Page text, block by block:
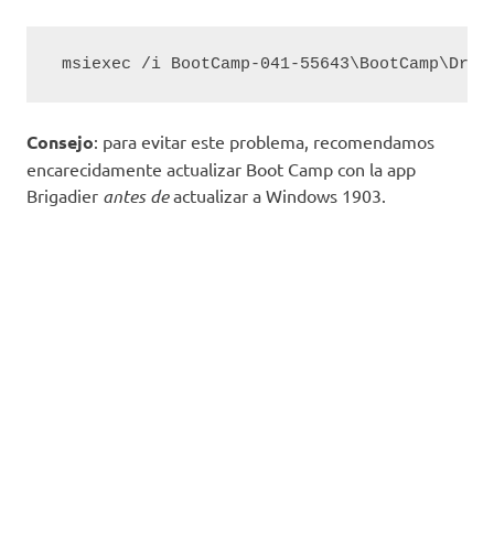
msiexec /i BootCamp-041-
Consejo: para evitar este problema, recomendamos
encarecidamente actualizar Boot Camp con la app
Brigadier antes deactualizar a Windows 1903.